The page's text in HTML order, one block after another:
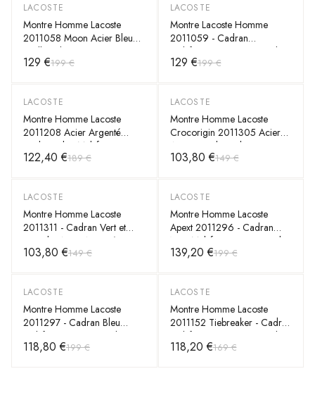
-35%
LACOSTE
Montre Homme Lacoste
2011058 Moon Acier Bleu
maille milanaise
129 €199 €
-35%
LACOSTE
Montre Lacoste Homme
2011059 - Cadran
Multifonctions Gris, Bracelet
Cuir
129 €199 €
-35%
LACOSTE
Montre Homme Lacoste
2011208 Acier Argenté
Cadran Bleu Multifonctions
Chronographe
122,40 €189 €
-30%
LACOSTE
Montre Homme Lacoste
Crocorigin 2011305 Acier
Argent Cadran Bleu
103,80 €149 €
-30%
LACOSTE
Montre Homme Lacoste
2011311 - Cadran Vert et
Bracelet Acier Argenté
103,80 €149 €
-30%
LACOSTE
Montre Homme Lacoste
Apext 2011296 - Cadran
Noir Multifonctions - Bracelet
Cuir Noir
139,20 €199 €
-40%
LACOSTE
Montre Homme Lacoste
2011297 - Cadran Bleu
Multifonctions & Bracelet Cuir
Marine
118,80 €199 €
-30%
LACOSTE
Montre Homme Lacoste
2011152 Tiebreaker - Cadran
Multifonctions Noir, Bracelet
Silicone Noir
118,20 €169 €